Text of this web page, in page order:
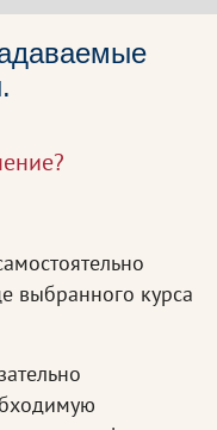
выбранного курса